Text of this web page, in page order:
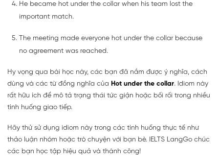
He became hot under the collar when his team lost the
important match.
The meeting made everyone hot under the collar because
no agreement was reached.
Hy vọng qua bài học này, các bạn đã nắm được ý nghĩa, cách
dùng và các từ đồng nghĩa của Hot under the collar. Idiom này
rất hữu ích để mô tả trạng thái tức giận hoặc bối rối trong nhiều
tình huống giao tiếp.
Hãy thử sử dụng idiom này trong các tình huống thực tế như
thảo luận nhóm hoặc trò chuyện với bạn bè. IELTS LangGo chúc
các bạn học tập hiệu quả và thành công!